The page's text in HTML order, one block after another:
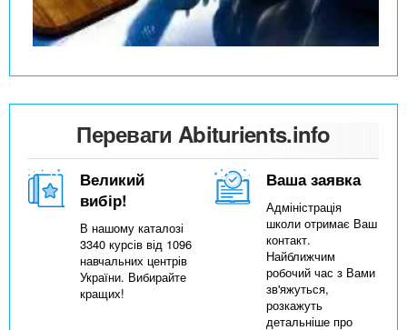
Переваги Abiturients.info
Великий
вибір!
В нашому каталозі
3340 курсів від 1096
навчальних центрів
України. Вибирайте
кращих!
Ваша заявка
Адміністрація
школи отримає Ваш
контакт.
Найближчим
робочий час з Вами
зв'яжуться,
розкажуть
детальніше про